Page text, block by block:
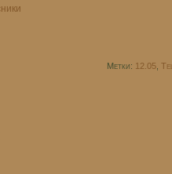
Метки: 12.05,